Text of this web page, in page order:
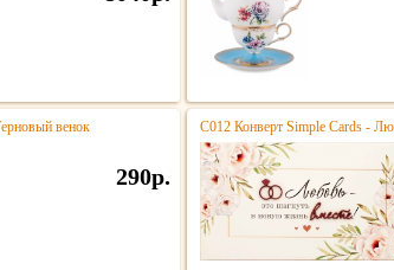
венок
290р.
С012 Конверт Simple Cards -